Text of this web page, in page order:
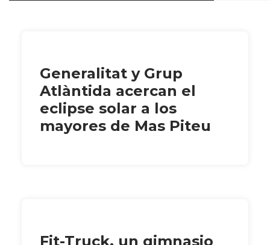
Generalitat y Grup
Atlàntida acercan el
eclipse solar a los
mayores de Mas Piteu
Fit-Truck, un gimnasio